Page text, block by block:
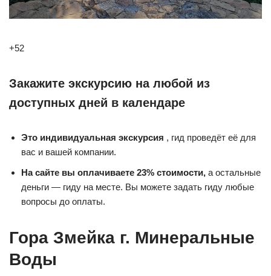
+52
Закажите экскурсию на любой из
доступных дней в календаре
Это индивидуальная экскурсия , гид проведёт её для
вас и вашей компании.
На сайте вы оплачиваете 23% стоимости, а остальные
деньги — гиду на месте. Вы можете задать гиду любые
вопросы до оплаты.
Гора Змейка г. Минеральные
Воды